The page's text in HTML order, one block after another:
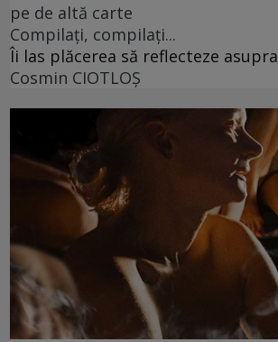
pe de altă carte
Compilați, compilați...
Îi las plăcerea să reflecteze asupra
Cosmin CIOTLOŞ